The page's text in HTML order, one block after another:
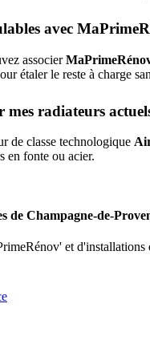
avec
associer
étaler le reste à charge
mes radiateurs
de classe technologique
en fonte ou acier.
de Champagne-de-
et